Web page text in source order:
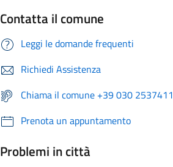
Contatta il comune
Leggi le domande frequenti
Richiedi Assistenza
Chiama il comune +39 030 2537411
Prenota un appuntamento
Problemi in città